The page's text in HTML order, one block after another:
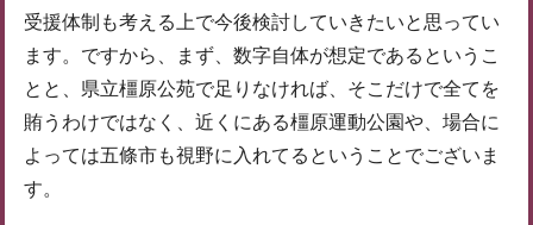
受援体制も考える上で今後検討していきたいと思ってい
ます。ですから、まず、数字自体が想定であるというこ
とと、県立橿原公苑で足りなければ、そこだけで全てを
賄うわけではなく、近くにある橿原運動公園や、場合に
よっては五條市も視野に入れてるということでございま
す。